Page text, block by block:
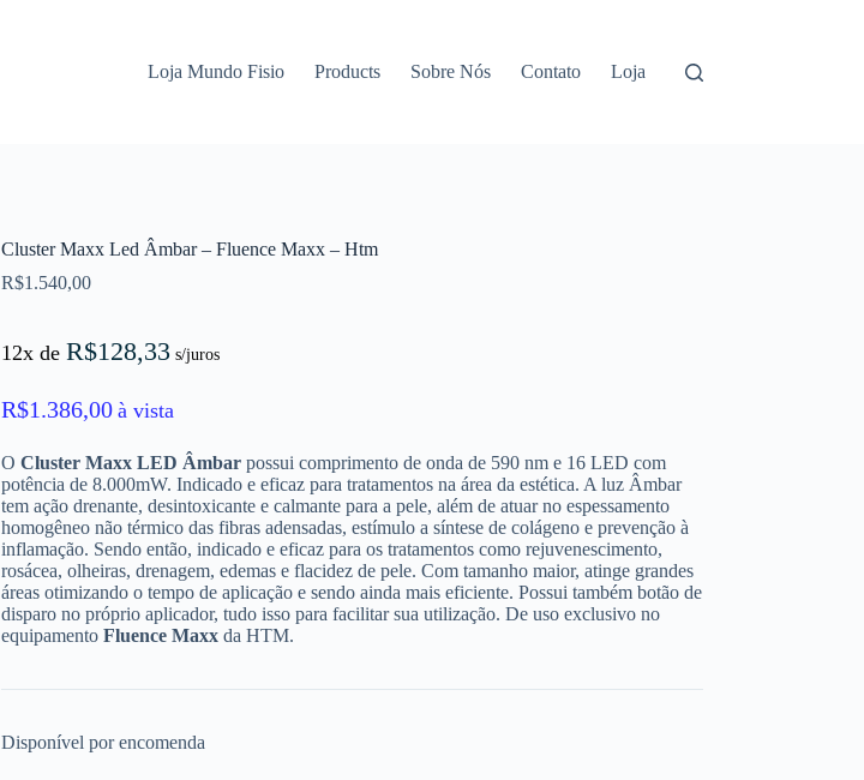
Loja Mundo Fisio Products Sobre Nós Contato Loja
Cluster Maxx Led Âmbar – Fluence Maxx – Htm
R$1.540,00
12x de R$128,33 s/juros
R$1.386,00 à vista
O Cluster Maxx LED Âmbarpossui comprimento de onda de 590 nm e 16 LED com
potência de 8.000mW. Indicado e eficaz para tratamentos na área da estética. A luz Âmbar
tem ação drenante, desintoxicante e calmante para a pele, além de atuar no espessamento
homogêneo não térmico das fibras adensadas, estímulo a síntese de colágeno e prevenção à
inflamação. Sendo então, indicado e eficaz para os tratamentos como rejuvenescimento,
rosácea, olheiras, drenagem, edemas e flacidez de pele. Com tamanho maior, atinge grandes
áreas otimizando o tempo de aplicação e sendo ainda mais eficiente. Possui também botão de
disparo no próprio aplicador, tudo isso para facilitar sua utilização. De uso exclusivo no
equipamento Fluence Maxxda HTM.
Disponível por encomenda